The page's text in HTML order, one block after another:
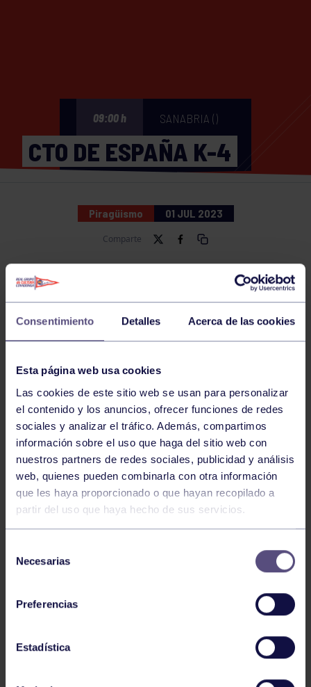
Consentimiento Detalles Acerca de las cookies
Esta página web usa cookies
Las cookies de este sitio web se usan para personalizar
el contenido y los anuncios, ofrecer funciones de redes
sociales y analizar el tráfico. Además, compartimos
información sobre el uso que haga del sitio web con
nuestros partners de redes sociales, publicidad y análisis
web, quienes pueden combinarla con otra información
que les haya proporcionado o que hayan recopilado a
partir del uso que haya hecho de sus servicios.
Necesarias
Preferencias
Estadística
09:00 h SANABRIA ()
CTO DE ESPAÑA K-4
Piragüismo 01 JUL 2023
Comparte
NOTICIAS RELACIONADAS
Piragüismo 06 Ago 2026
CÉSAR ÁLVAREZ CONQUISTA EL MINI
SELLA